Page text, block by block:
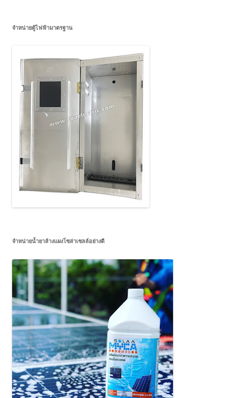
จำหน่ายตู้ไฟฟ้ามาตรฐาน
จำหน่ายน้ำยาล้างแผงโซล่าเซลล์อย่างดี